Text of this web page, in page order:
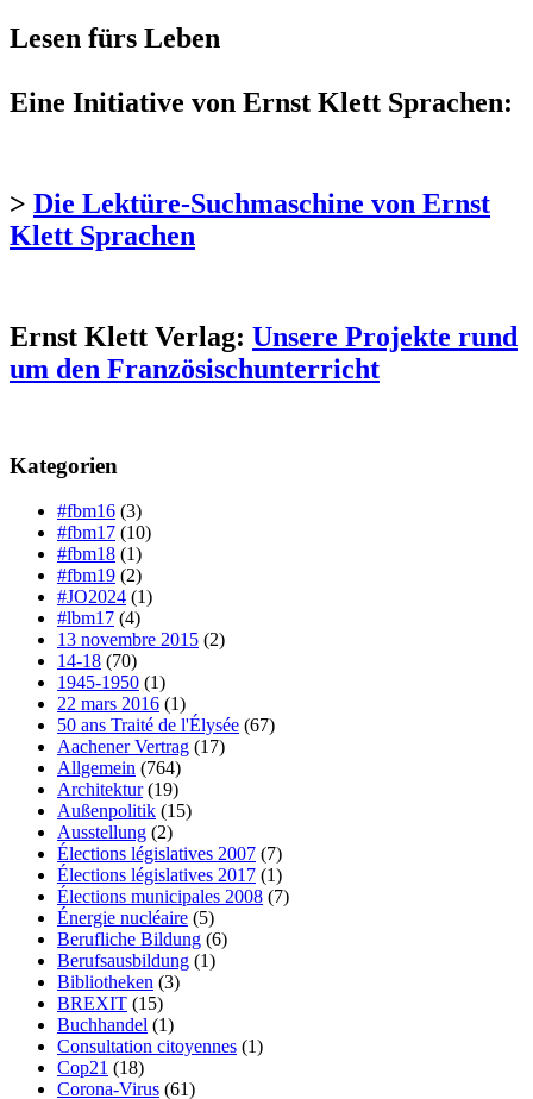
Lesen fürs Leben
Eine Initiative von Ernst Klett Sprachen:
> Die Lektüre-Suchmaschine von Ernst
Klett Sprachen
Ernst Klett Verlag: Unsere Projekte rund
um den Französischunterricht
Kategorien
#fbm16 (3)
#fbm17 (10)
#fbm18 (1)
#fbm19 (2)
#JO2024 (1)
#lbm17 (4)
13 novembre 2015 (2)
14-18 (70)
1945-1950 (1)
22 mars 2016 (1)
50 ans Traité de l'Élysée (67)
Aachener Vertrag (17)
Allgemein (764)
Architektur(19)
Außenpolitik (15)
Ausstellung (2)
Élections législatives 2007 (7)
Élections législatives 2017 (1)
Élections municipales 2008 (7)
Énergie nucléaire (5)
Berufliche Bildung (6)
Berufsausbildung (1)
Bibliotheken (3)
BREXIT (15)
Buchhandel (1)
Consultation citoyennes (1)
Cop21 (18)
Corona-Virus (61)